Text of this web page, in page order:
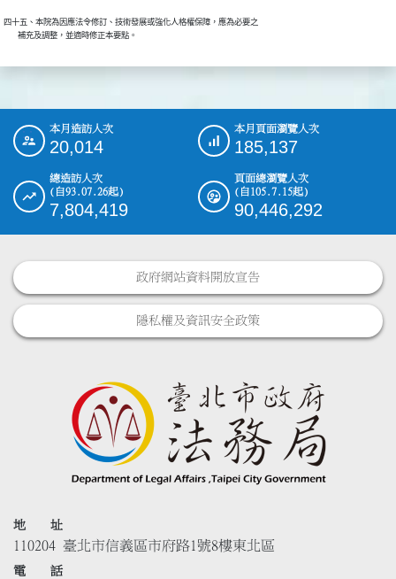
四十五、本院為因應法令修訂、技術發展或強化人格權保障，應為必要之
::: 本月造訪人次
20,014
本月頁面瀏覽人次
185,137
總造訪人次
(自93.07.26起)
7,804,419
頁面總瀏覽人次
(自105.7.15起)
90,446,292
政府網站資料開放宣告
隱私權及資訊安全政策
地 址
110204 臺北市信義區市府路1號8樓東北區
電 話